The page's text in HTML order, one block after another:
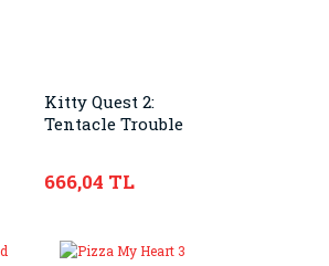
Kitty Quest 2:
Tentacle Trouble
666,04 TL